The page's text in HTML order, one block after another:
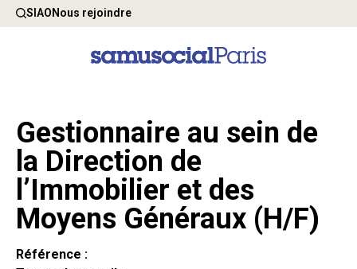
SIAONous rejoindre
Gestionnaire au sein de
la Direction de
l’Immobilier et des
Moyens Généraux (H/F)
Référence :